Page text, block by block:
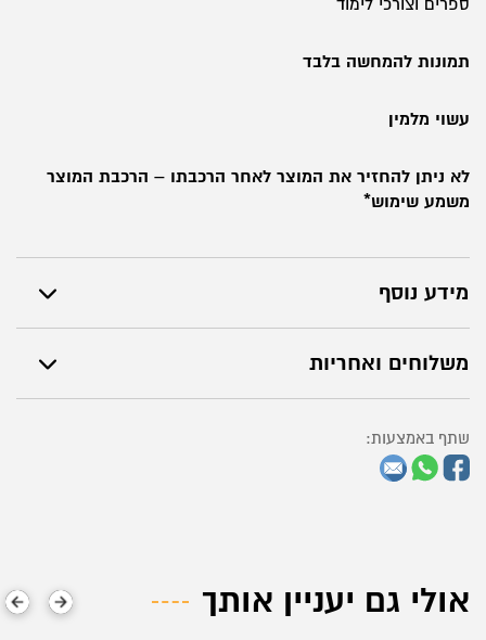
ספרים וצורכי לימוד
תמונות להמחשה בלבד
עשוי מלמין
לא ניתן להחזיר את המוצר לאחר הרכבתו – הרכבת המוצר
משמע שימוש*
מידע נוסף
משלוחים ואחריות
שתף באמצעות:
אולי גם יעניין אותך